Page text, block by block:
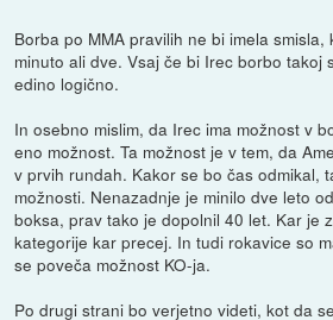
Borba po MMA pravilih ne bi imela
minuto ali dve. Vsaj če bi Irec borbo takoj
edino logično.
In osebno mislim, da Irec ima možnost v
eno možnost. Ta možnost je v tem, da
v prvih rundah. Kakor se bo čas odmikal,
možnosti. Nenazadnje je minilo dve leto
boksa, prav tako je dopolnil 40 let. Kar je
kategorije kar precej. In tudi rokavice so
se poveča možnost KO-ja.
Po drugi strani bo verjetno videti, kot da